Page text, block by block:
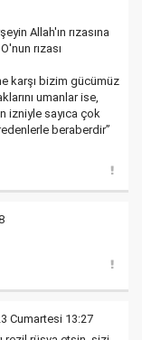
Allah'ın rızasına
rızası
karşı bizim gücümüz
umanlar ise,
izniyle sayıca çok
beraberdir”
Cumartesi 13:27